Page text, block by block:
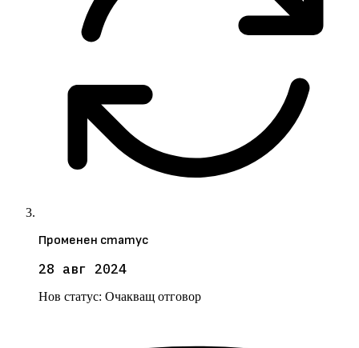
Променен статус
28 авг 2024
Нов статус: Очакващ отговор